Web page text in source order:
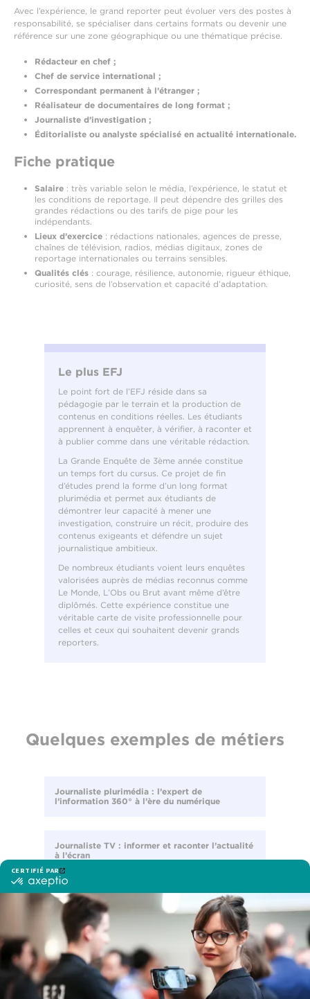
Avec l’expérience, le grand reporter peut évoluer vers des postes à
responsabilité, se spécialiser dans certains formats ou devenir une
référence sur une zone géographique ou une thématique précise.
Rédacteur en chef ;
Chef de service international ;
Correspondant permanent à l’étranger ;
Réalisateur de documentaires de long format ;
Journaliste d’investigation ;
Éditorialiste ou analyste spécialisé en actualité internationale.
Fiche pratique
Salaire : très variable selon le média, l’expérience, le statut et
les conditions de reportage. Il peut dépendre des grilles des
grandes rédactions ou des tarifs de pige pour les
indépendants.
Lieux d’exercice : rédactions nationales, agences de presse,
chaînes de télévision, radios, médias digitaux, zones de
reportage internationales ou terrains sensibles.
Qualités clés : courage, résilience, autonomie, rigueur éthique,
curiosité, sens de l’observation et capacité d’adaptation.
Le plus EFJ
Le point fort de l’EFJ réside dans sa
pédagogie par le terrain et la production de
contenus en conditions réelles. Les étudiants
apprennent à enquêter, à vérifier, à raconter et
à publier comme dans une véritable rédaction.
La Grande Enquête de 3ème année constitue
un temps fort du cursus. Ce projet de fin
d’études prend la forme d’un long format
plurimédia et permet aux étudiants de
démontrer leur capacité à mener une
investigation, construire un récit, produire des
contenus exigeants et défendre un sujet
journalistique ambitieux.
De nombreux étudiants voient leurs enquêtes
valorisées auprès de médias reconnus comme
Le Monde, L’Obs ou Brut avant même d’être
diplômés. Cette expérience constitue une
véritable carte de visite professionnelle pour
celles et ceux qui souhaitent devenir grands
reporters.
Quelques exemples de métiers
Journaliste plurimédia : l’expert de
l’information 360° à l’ère du numérique
Journaliste TV : informer et raconter l’actualité
à l’écran
Journaliste web : produire et diffuser
l’information sur les médias numériques
Journaliste de sport et commentateur : la voix
de l'expertise et de l'émotion